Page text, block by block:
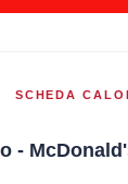
SCHEDA
-